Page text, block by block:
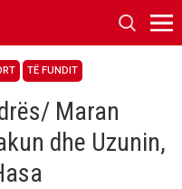
TË FUNDIT
Maran
dhe Uzunin,